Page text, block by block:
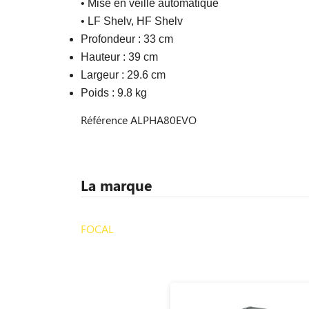
• Mise en veille automatique
• LF Shelv, HF Shelv
Profondeur : 33 cm
Hauteur : 39 cm
Largeur : 29.6 cm
Poids : 9.8 kg
RéférenceALPHA80EVO
La marque
FOCAL